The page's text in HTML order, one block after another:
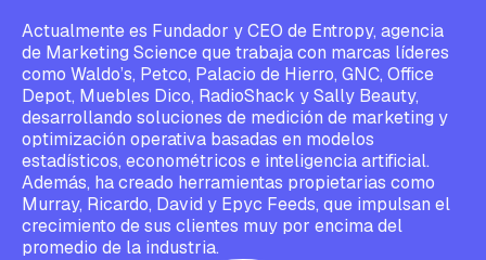
Actualmente es Fundador y CEO de Entropy, agencia
de Marketing Science que trabaja con marcas líderes
como Waldo’s, Petco, Palacio de Hierro, GNC, Office
Depot, Muebles Dico, RadioShack y Sally Beauty,
desarrollando soluciones de medición de marketing y
optimización operativa basadas en modelos
estadísticos, econométricos e inteligencia artificial.
Además, ha creado herramientas propietarias como
Murray, Ricardo, David y Epyc Feeds, que impulsan el
crecimiento de sus clientes muy por encima del
promedio de la industria.